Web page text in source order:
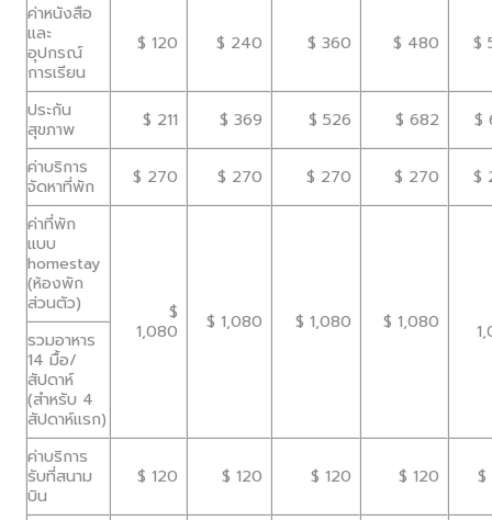
ค่าหนังสือ
และ
อุปกรณ์
การเรียน
$ 120 $ 240 $ 360 $ 480 $
ประกัน
สุขภาพ
$ 211 $ 369 $ 526 $ 682
$
ค่าบริการ
จัดหาที่พัก
$ 270 $ 270 $ 270 $ 270
$
ค่าที่พัก
แบบ
homestay
(ห้องพัก
ส่วนตัว)
$
1,080
$ 1,080 $ 1,080 $ 1,080
รวมอาหาร
14 มื้อ/
สัปดาห์
(สำหรับ 4
สัปดาห์แรก)
ค่าบริการ
รับที่สนาม
บิน
$ 120 $ 120 $ 120 $ 120 $